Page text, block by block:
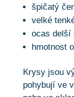
špičatý
velké
ocas delší
hmotnost
Krysy jsou
pohybují ve